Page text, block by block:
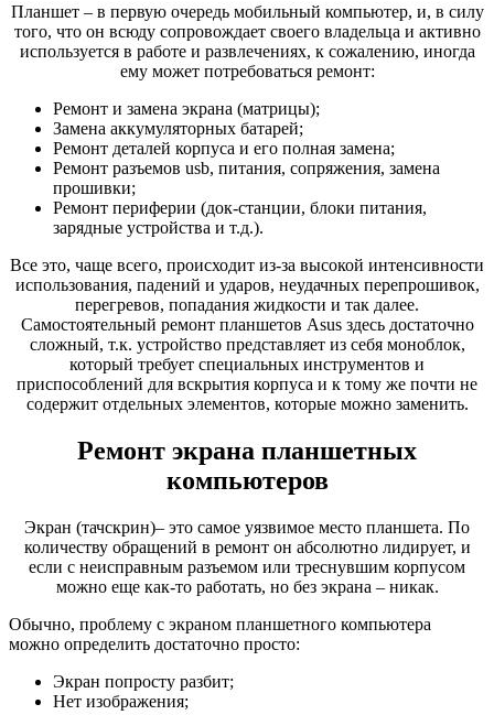
Планшет – в первую очередь мобильный компьютер, и, в силу
того, что он всюду сопровождает своего владельца и активно
используется в работе и развлечениях, к сожалению, иногда
ему может потребоваться ремонт:
Ремонт и замена экрана (матрицы);
Замена аккумуляторных батарей;
Ремонт деталей корпуса и его полная замена;
Ремонт разъемов usb, питания, сопряжения, замена
прошивки;
Ремонт периферии (док-станции, блоки питания,
зарядные устройства и т.д.).
Все это, чаще всего, происходит из-за высокой интенсивности
использования, падений и ударов, неудачных перепрошивок,
перегревов, попадания жидкости и так далее.
Самостоятельный ремонт планшетов Asus здесь достаточно
сложный, т.к. устройство представляет из себя моноблок,
который требует специальных инструментов и
приспособлений для вскрытия корпуса и к тому же почти не
содержит отдельных элементов, которые можно заменить.
Ремонт экрана планшетных
компьютеров
Экран (тачскрин)– это самое уязвимое место планшета. По
количеству обращений в ремонт он абсолютно лидирует, и
если с неисправным разъемом или треснувшим корпусом
можно еще как-то работать, но без экрана – никак.
Обычно, проблему с экраном планшетного компьютера
можно определить достаточно просто:
Экран попросту разбит;
Нет изображения;